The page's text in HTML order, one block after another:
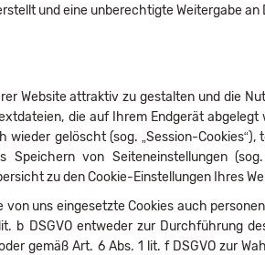
und eine unberechtigte Weitergabe an
Website attraktiv zu gestalten und die
die auf Ihrem Endgerät
wieder gelöscht (sog. „Session-
Speichern von Seiteneinstellungen
zu den Cookie-Einstellungen Ihres
von uns eingesetzte Cookies auch
b DSGVO entweder zur Durchführung
gemäß Art. 6 Abs. 1 lit. f DSGVO zur